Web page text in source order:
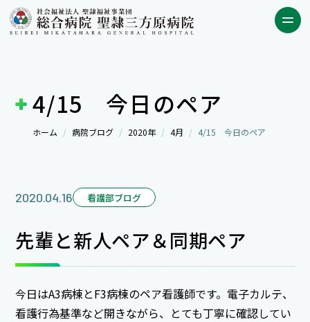
4/15 今日のペア
ホーム 病院ブログ 2020年 4月 4/15 今日のペア
2020.04.16 看護部ブログ
先輩と新人ペア＆同期ペア
今日はA3病棟とF3病棟のペア看護師です。電子カルテ、
看護行為基準など開きながら、とても丁寧に確認してい